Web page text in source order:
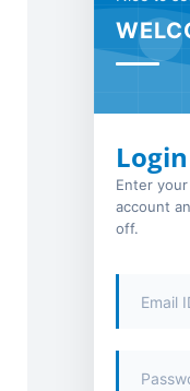
Enter
account
off.